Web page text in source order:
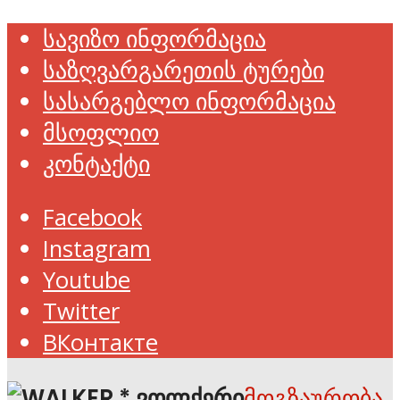
სავიზო ინფორმაცია
საზღვარგარეთის ტურები
სასარგებლო ინფორმაცია
მსოფლიო
კონტაქტი
Facebook
Instagram
Youtube
Twitter
ВКонтакте